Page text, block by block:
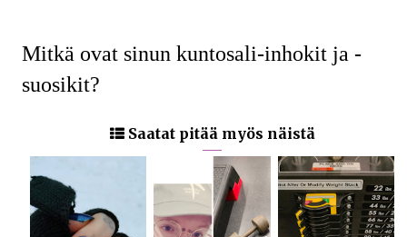
Mitkä ovat sinun kuntosali-inhokit ja -
suosikit?
Saatat pitää myös näistä